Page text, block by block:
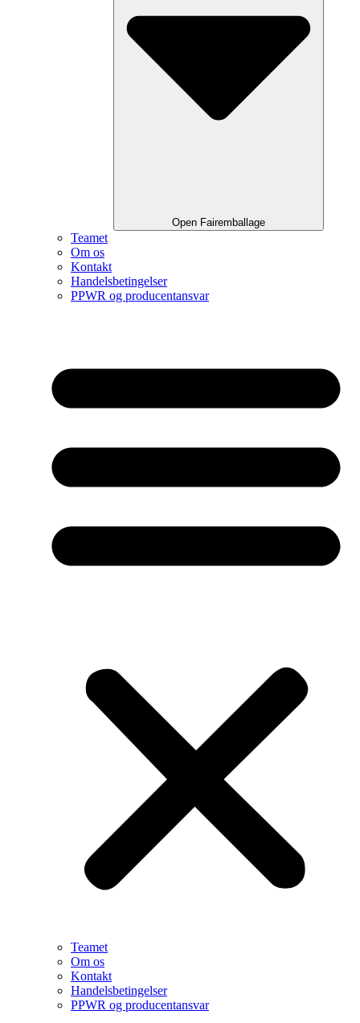
Open Fairemballage
Teamet
Om os
Kontakt
Handelsbetingelser
PPWR og producentansvar
Teamet
Om os
Kontakt
Handelsbetingelser
PPWR og producentansvar